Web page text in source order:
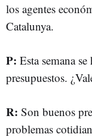
los agentes
Catalunya.
P: Esta semana
presupuestos.
R: Son buenos
problemas